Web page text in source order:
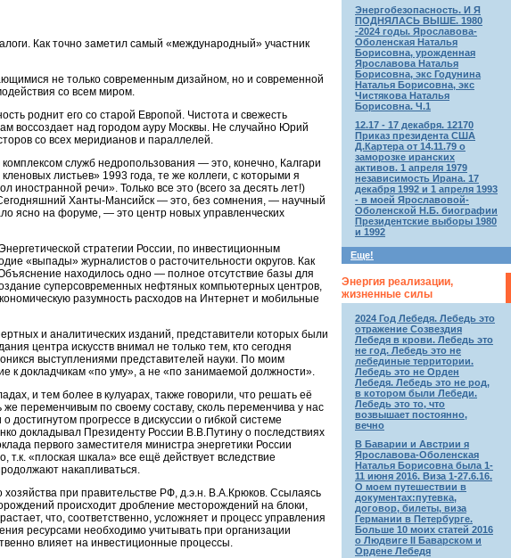
Как точно заметил самый «международный» участник
не только современным дизайном, но и современной
со всем миром.
роднит его со старой Европой. Чистота и свежесть
воссоздает над городом ауру Москвы. Не случайно Юрий
со всех меридианов и параллелей.
служб недропользования — это, конечно, Калгари
листьев» 1993 года, те же коллеги, с которыми я
речи». Только все это (всего за десять лет!)
Ханты-Мансийск — это, без сомнения, — научный
ясно на форуме, — это центр новых управленческих
стратегии России, по инвестиционным
«выпады» журналистов о расточительности округов. Как
находилось одно — полное отсутствие базы для
суперсовременных нефтяных компьютерных центров,
разумность расходов на Интернет и мобильные
и аналитических изданий, представители которых были
центра искусств внимал не только тем, кто сегодня
выступлениями представителей науки. По моим
к докладчикам «по уму», а не «по занимаемой должности».
и тем более в кулуарах, также говорили, что решать её
переменчивым по своему составу, сколь переменчива у нас
прогрессе в дискуссии о гибкой системе
докладывал Президенту России В.В.Путину о последствиях
первого заместителя министра энергетики России
«плоская шкала» все ещё действует вследствие
накапливаться.
при правительстве РФ, д.э.н. В.А.Крюков. Ссылаясь
происходит дробление месторождений на блоки,
что, соответственно, усложняет и процесс управления
ресурсами необходимо учитывать при организации
влияет на инвестиционные процессы.
Энергобезопасность. И Я
ПОДНЯЛАСЬ ВЫШЕ. 1980
-2024 годы. Ярославова-
Оболенская Наталья
Борисовна, урожденная
Ярославова Наталья
Борисовна, экс Годунина
Наталья Борисовна, экс
Чистякова Наталья
Борисовна. Ч.1
12.17 - 17 декабря. 12170
Приказ президента США
Д.Картера от 14.11.79 о
заморозке иранских
активов. 1 апреля 1979
независимость Ирана. 17
декабря 1992 и 1 апреля 1993
- в моей Ярославовой-
Оболенской Н.Б. биографии
Президентские выборы 1980
и 1992
Еще!
Энергия реализации,
жизненные силы
2024 Год Лебедя. Лебедь это
отражение Созвездия
Лебедя в крови. Лебедь это
не год. Лебедь это не
лебединые территории.
Лебедь это не Орден
Лебедя. Лебедь это не род,
в котором были Лебеди.
Лебедь это то, что
возвышает постоянно,
вечно
В Баварии и Австрии я
Ярославова-Оболенская
Наталья Борисовна была 1-
11 июня 2016. Виза 1-27.6.16.
О моем путешествии в
документах:путевка,
договор, билеты, виза
Германии в Петербурге.
Больше 10 моих статей 2016
о Людвиге II Баварском и
Ордене Лебедя